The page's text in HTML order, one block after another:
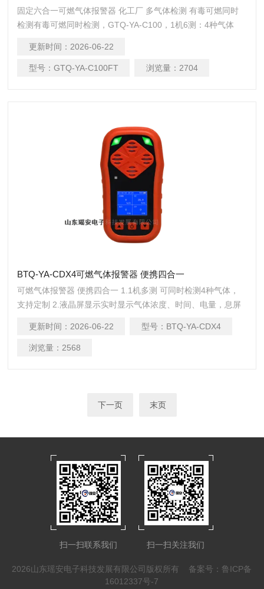
固定六合一可燃气体报警器 化工厂 多气体检测 有毒可燃同时
检测有毒可燃同时检测，GTQ-YA-C100，1机6测：4种气体
线通讯，红外远程遥控，送云平台管理系统。
更新时间： 2026-06-22
型号： GTQ-YA-C100FT 浏览量： 2704
BTQ-YA-CDX4可燃气体报警器 便携四合一
可燃气体报警器 便携四合一 1.1机多测 可同时检测4种气体，
支持定制 2.液晶屏显示实时显示气体浓度、时间、电量，息屏
障报警 4.待机时间长2400mAh大容量电池，可连续使用10小时
5.记录存储 开关机记录、报警记录和故障记录查询功能，最多
更新时间： 2026-06-22 型号： BTQ-YA-CDX4
浏览量： 2568
下一页 末页
扫一扫联系我们 扫一扫关注我们
2026山东瑶安电子科技发展有限公司版权所有 备案号：鲁ICP备
16012337号-7